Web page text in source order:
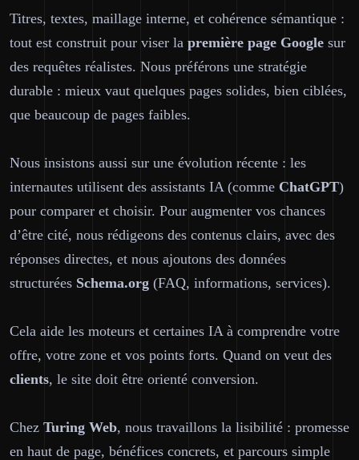
Titres, textes, maillage interne, et cohérence sémantique :
tout est construit pour viser la première page Google sur
des requêtes réalistes. Nous préférons une stratégie
durable : mieux vaut quelques pages solides, bien ciblées,
que beaucoup de pages faibles.
Nous insistons aussi sur une évolution récente : les
internautes utilisent des assistants IA (comme ChatGPT)
pour comparer et choisir. Pour augmenter vos chances
d’être cité, nous rédigeons des contenus clairs, avec des
réponses directes, et nous ajoutons des données
structurées Schema.org (FAQ, informations, services).
Cela aide les moteurs et certaines IA à comprendre votre
offre, votre zone et vos points forts. Quand on veut des
clients, le site doit être orienté conversion.
Chez Turing Web, nous travaillons la lisibilité : promesse
en haut de page, bénéfices concrets, et parcours simple